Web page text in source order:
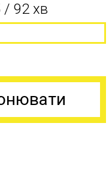
/ 92 хв